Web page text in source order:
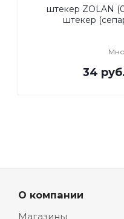
штекер ZOLAN
штекер
34
О компании
Магазины